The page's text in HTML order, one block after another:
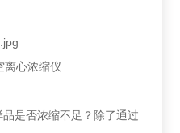
离心浓缩仪
品是否浓缩不足？除了通过